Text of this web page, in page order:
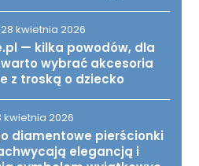
28 kwietnia 2026
— kilka powodów, dla
wybrać akcesoria
z troską o dziecko
kwietnia 2026
diamentowe pierścionki
elegancją i